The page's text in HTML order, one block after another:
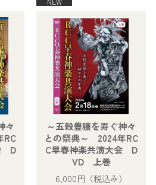
々
RC
D
～五穀豊穣を寿ぐ神々
との祭典～ 2024年RC
C早春神楽共演大会 D
VD 上巻
6,000円 （税込み）